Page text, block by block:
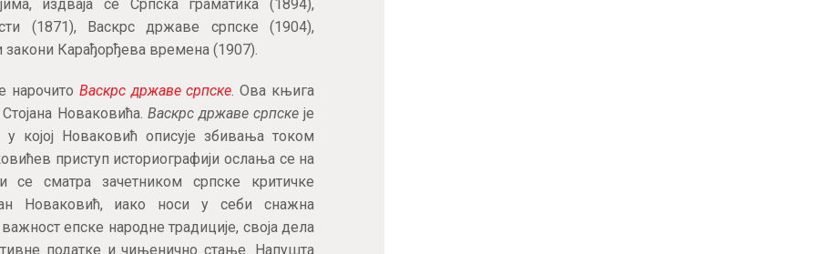
издваја се Српска граматика (1894),
(1871), Васкрс државе српске (1904),
Карађорђева времена (1907).
нарочито Васкрс државе српске. Ова књига
Новаковића. Васкрс државе српскеје
у којој Новаковић описује збивања током
приступ историографији ослања се на
се сматра зачетником српске критичке
Новаковић, иако носи у себи снажна
епске народне традиције, своја дела
податке и чињенично стање. Напушта